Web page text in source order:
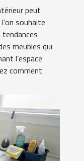
peut
souhaite
meubles qui
l’espace
comment